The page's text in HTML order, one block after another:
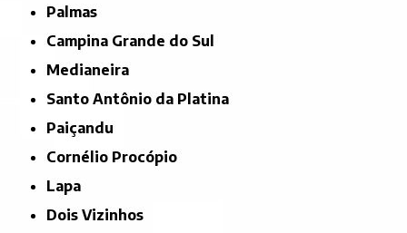
Palmas
Campina Grande do Sul
Medianeira
Santo Antônio da Platina
Paiçandu
Cornélio Procópio
Lapa
Dois Vizinhos